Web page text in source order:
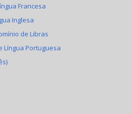
Francesa
Inglesa
de Libras
Língua Portuguesa